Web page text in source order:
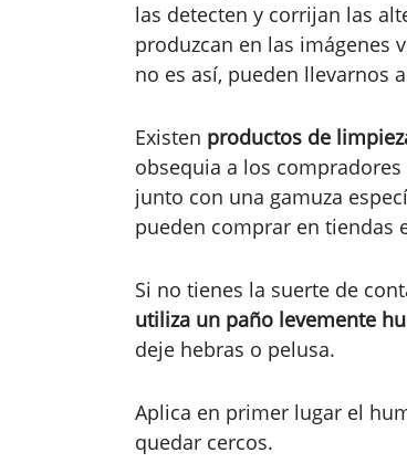
las detecten y corrijan las
produzcan en las imágenes
no es así, pueden llevarnos
Existen productos de
obsequia a los
junto con una gamuza
pueden comprar en tiendas
Si no tienes la suerte de
utiliza un paño levemente
deje hebras o pelusa.
Aplica en primer lugar el
quedar cercos.